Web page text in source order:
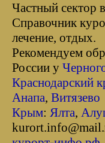
Частный сектор
Справочник
лечение, отдых.
Рекомендуем
России у
Краснодарский
Анапа, Витязево
Крым: Ялта,